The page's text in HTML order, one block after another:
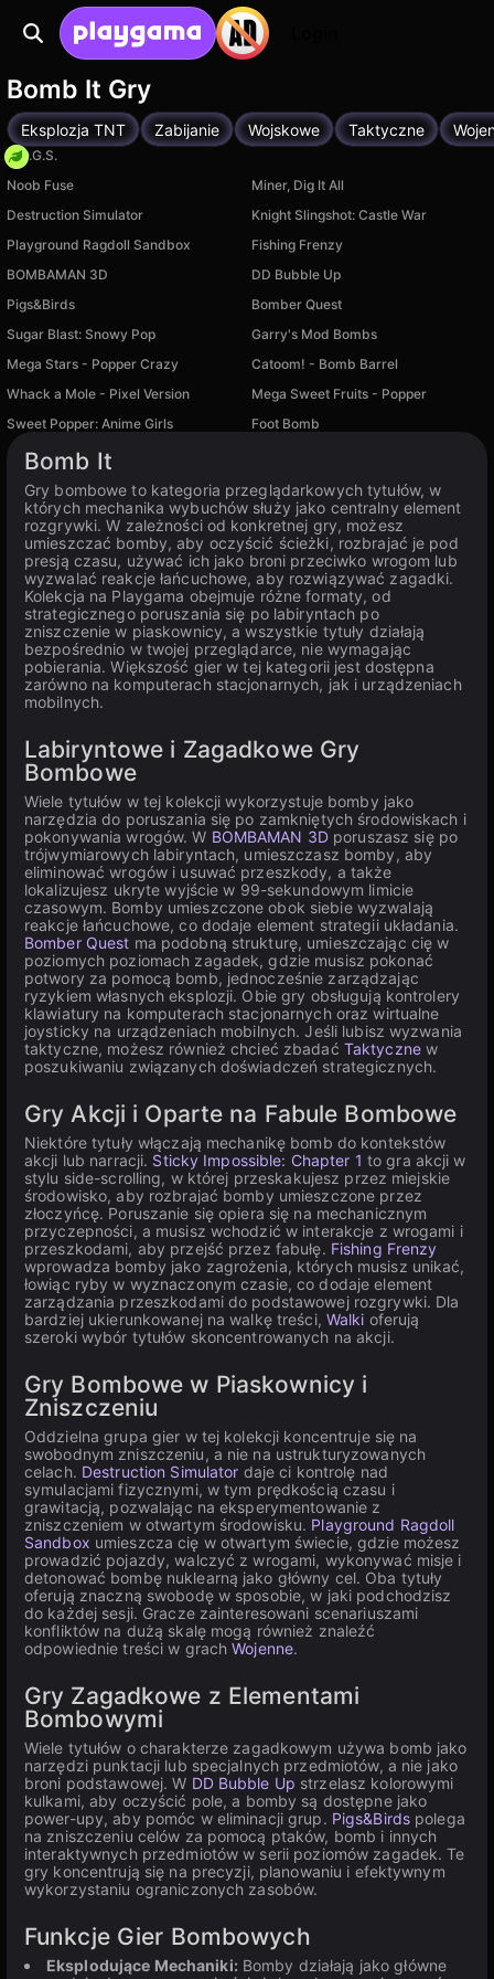
Bomb It Gry
Eksplozja TNT Zabijanie Wojskowe Taktyczne
H.O.G.S.
Noob Fuse
Miner, Dig It All
Destruction Simulator
Knight Slingshot: Castle War
Playground Ragdoll Sandbox
Fishing Frenzy
BOMBAMAN 3D
DD Bubble Up
Pigs&Birds
Bomber Quest
Sugar Blast: Snowy Pop
Garry's Mod Bombs
Mega Stars - Popper Crazy
Catoom! - Bomb Barrel
Whack a Mole - Pixel Version
Mega Sweet Fruits - Popper
Sweet Popper: Anime Girls
Foot Bomb
Bomb It
Gry bombowe to kategoria przeglądarkowych tytułów, w
których mechanika wybuchów służy jako centralny element
rozgrywki. W zależności od konkretnej gry, możesz
umieszczać bomby, aby oczyścić ścieżki, rozbrajać je pod
presją czasu, używać ich jako broni przeciwko wrogom lub
wyzwalać reakcje łańcuchowe, aby rozwiązywać zagadki.
Kolekcja na Playgama obejmuje różne formaty, od
strategicznego poruszania się po labiryntach po
zniszczenie w piaskownicy, a wszystkie tytuły działają
bezpośrednio w twojej przeglądarce, nie wymagając
pobierania. Większość gier w tej kategorii jest dostępna
zarówno na komputerach stacjonarnych, jak i urządzeniach
mobilnych.
Labiryntowe i Zagadkowe Gry
Bombowe
Wiele tytułów w tej kolekcji wykorzystuje bomby jako
narzędzia do poruszania się po zamkniętych środowiskach i
pokonywania wrogów. W BOMBAMAN 3Dporuszasz się po
trójwymiarowych labiryntach, umieszczasz bomby, aby
eliminować wrogów i usuwać przeszkody, a także
lokalizujesz ukryte wyjście w 99-sekundowym limicie
czasowym. Bomby umieszczone obok siebie wyzwalają
reakcje łańcuchowe, co dodaje element strategii układania.
Bomber Quest ma podobną strukturę, umieszczając cię w
poziomych poziomach zagadek, gdzie musisz pokonać
potwory za pomocą bomb, jednocześnie zarządzając
ryzykiem własnych eksplozji. Obie gry obsługują kontrolery
klawiatury na komputerach stacjonarnych oraz wirtualne
joysticky na urządzeniach mobilnych. Jeśli lubisz wyzwania
taktyczne, możesz również chcieć zbadać Taktycznew
poszukiwaniu związanych doświadczeń strategicznych.
Gry Akcji i Oparte na Fabule Bombowe
Niektóre tytuły włączają mechanikę bomb do kontekstów
akcji lub narracji. Sticky Impossible: Chapter 1 to gra akcji w
stylu side-scrolling, w której przeskakujesz przez miejskie
środowisko, aby rozbrajać bomby umieszczone przez
złoczyńcę. Poruszanie się opiera się na mechanicznym
przyczepności, a musisz wchodzić w interakcje z wrogami i
przeszkodami, aby przejść przez fabułę. Fishing Frenzy
wprowadza bomby jako zagrożenia, których musisz unikać,
łowiąc ryby w wyznaczonym czasie, co dodaje element
zarządzania przeszkodami do podstawowej rozgrywki. Dla
bardziej ukierunkowanej na walkę treści, Walki oferują
szeroki wybór tytułów skoncentrowanych na akcji.
Gry Bombowe w Piaskownicy i
Zniszczeniu
Oddzielna grupa gier w tej kolekcji koncentruje się na
swobodnym zniszczeniu, a nie na ustrukturyzowanych
celach. Destruction Simulator daje ci kontrolę nad
symulacjami fizycznymi, w tym prędkością czasu i
grawitacją, pozwalając na eksperymentowanie z
zniszczeniem w otwartym środowisku. Playground Ragdoll
Sandbox umieszcza cię w otwartym świecie, gdzie możesz
prowadzić pojazdy, walczyć z wrogami, wykonywać misje i
detonować bombę nuklearną jako główny cel. Oba tytuły
oferują znaczną swobodę w sposobie, w jaki podchodzisz
do każdej sesji. Gracze zainteresowani scenariuszami
konfliktów na dużą skalę mogą również znaleźć
odpowiednie treści w grachWojenne.
Gry Zagadkowe z Elementami
Bombowymi
Wiele tytułów o charakterze zagadkowym używa bomb jako
narzędzi punktacji lub specjalnych przedmiotów, a nie jako
broni podstawowej. W DD Bubble Up strzelasz kolorowymi
kulkami, aby oczyścić pole, a bomby są dostępne jako
power-upy, aby pomóc w eliminacji grup. Pigs&Birds polega
na zniszczeniu celów za pomocą ptaków, bomb i innych
interaktywnych przedmiotów w serii poziomów zagadek. Te
gry koncentrują się na precyzji, planowaniu i efektywnym
wykorzystaniu ograniczonych zasobów.
Funkcje Gier Bombowych
Eksplodujące Mechaniki: Bomby działają jako główne